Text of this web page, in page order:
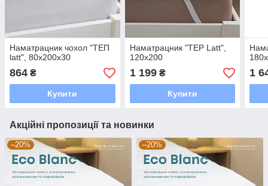
Наматрацник чохол "ТЕП
latt", 80x200x30
864 ₴
Купити
Наматрацник "TEP Latt",
120x200
1 199₴
Купити
1
Акційні пропозиції та новинки
–20% –20%